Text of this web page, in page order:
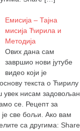
Емисија – Тајна
мисија Ћирила и
Методија
Ових дана сам
завршио нови јутубе
видео који је
текста о Ћирилу
увек нисам задовољан
се. Рецепт за
је све бољи. Ако вам
са другима: Share